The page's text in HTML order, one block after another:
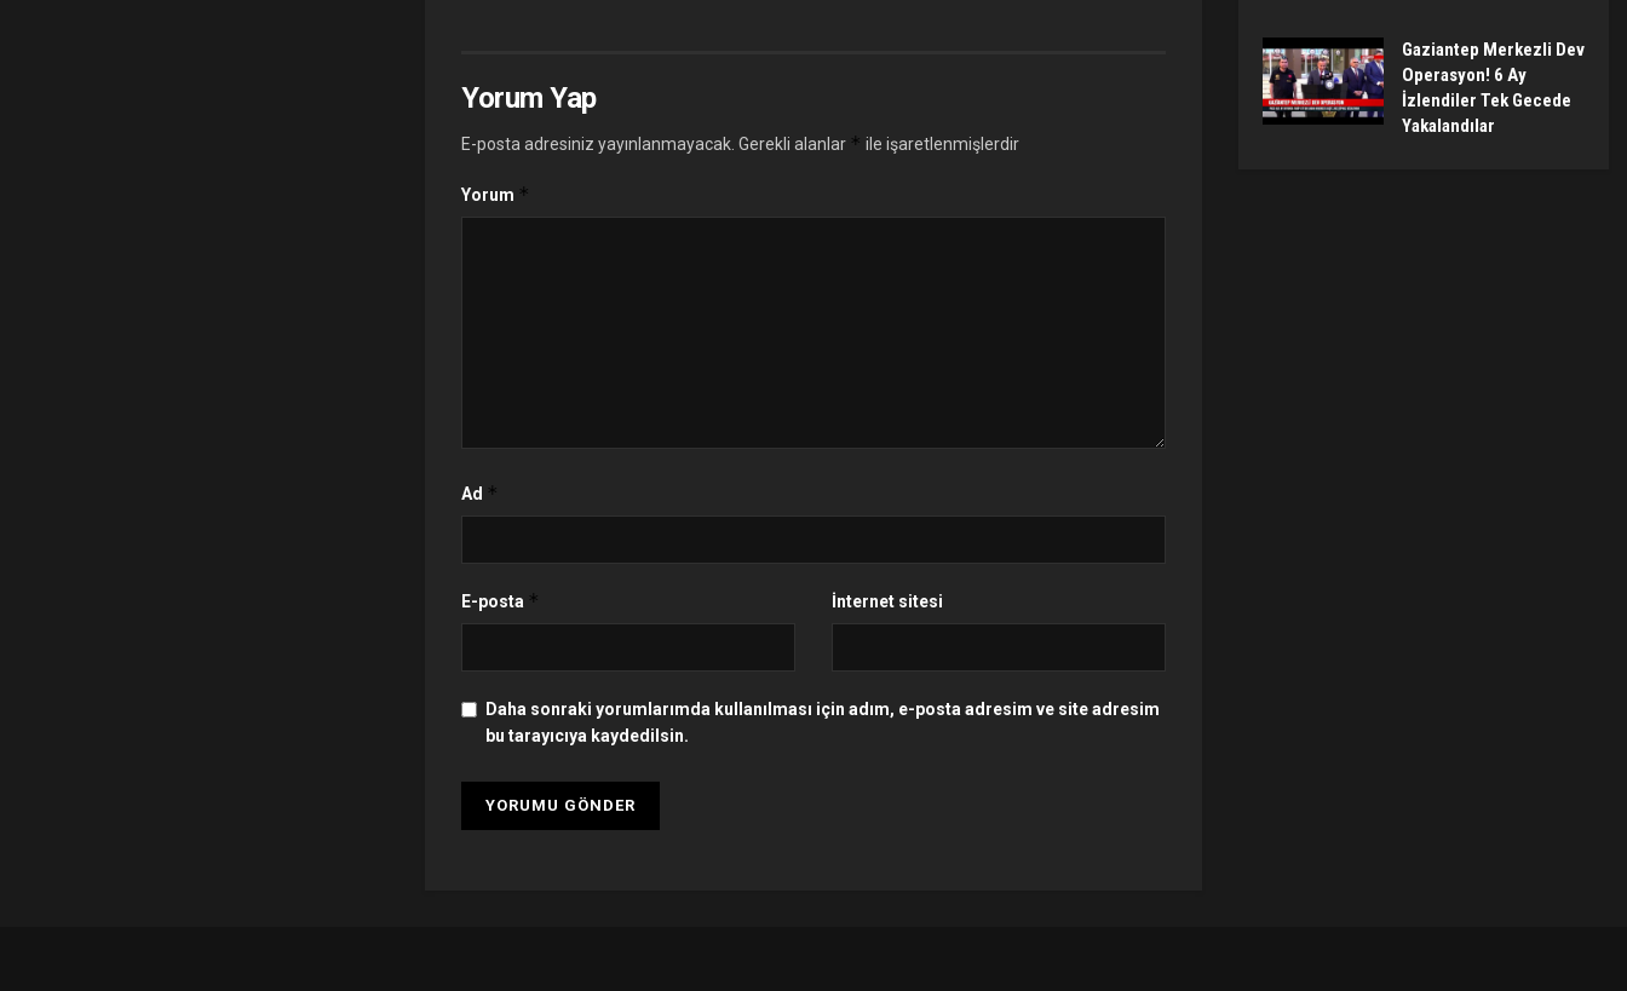
Yorum Yap
E-posta adresiniz yayınlanmayacak. Gerekli alanlar * ile işaretlenmişlerdir
Yorum *
Ad *
E-posta * İnternet sitesi
Daha sonraki yorumlarımda kullanılması için adım, e-posta adresim ve site adresim
bu tarayıcıya kaydedilsin.
Gaziantep Merkezli Dev
Operasyon! 6 Ay
İzlendiler Tek Gecede
Yakalandılar